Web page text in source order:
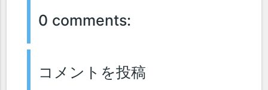
0 comments:
コメントを投稿